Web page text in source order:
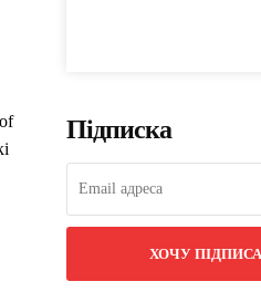
Підписка
ХОЧУ